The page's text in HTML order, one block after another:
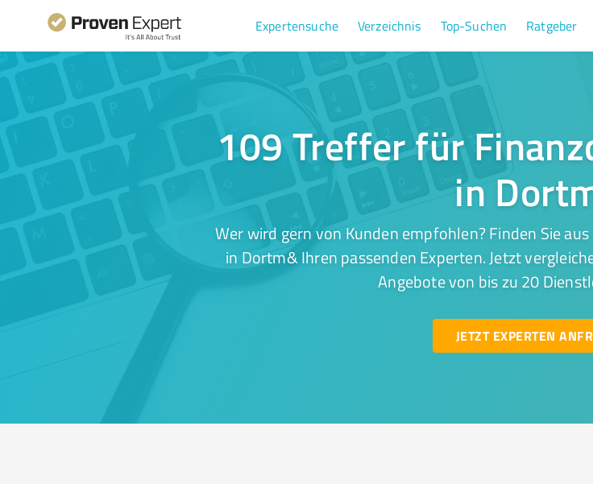
Expertensuche Verzeichnis Top-Suchen Ratgeber
109 Treffer für
in
Wer wird gern von Kunden empfohlen? Finden Sie
in Dortm& Ihren passenden Experten. Jetzt
Angebote von bis zu 20
JETZT EXPERTEN